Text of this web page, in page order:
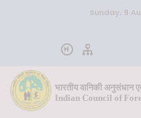
Sunday, 9
भारतीय वानिकी अनुसंधान
Indian Council of